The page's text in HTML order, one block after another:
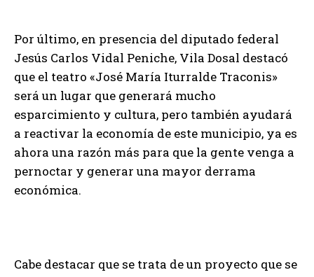
Por último, en presencia del diputado federal
Jesús Carlos Vidal Peniche, Vila Dosal destacó
que el teatro «José María Iturralde Traconis»
será un lugar que generará mucho
esparcimiento y cultura, pero también ayudará
a reactivar la economía de este municipio, ya es
ahora una razón más para que la gente venga a
pernoctar y generar una mayor derrama
económica.
Cabe destacar que se trata de un proyecto que se